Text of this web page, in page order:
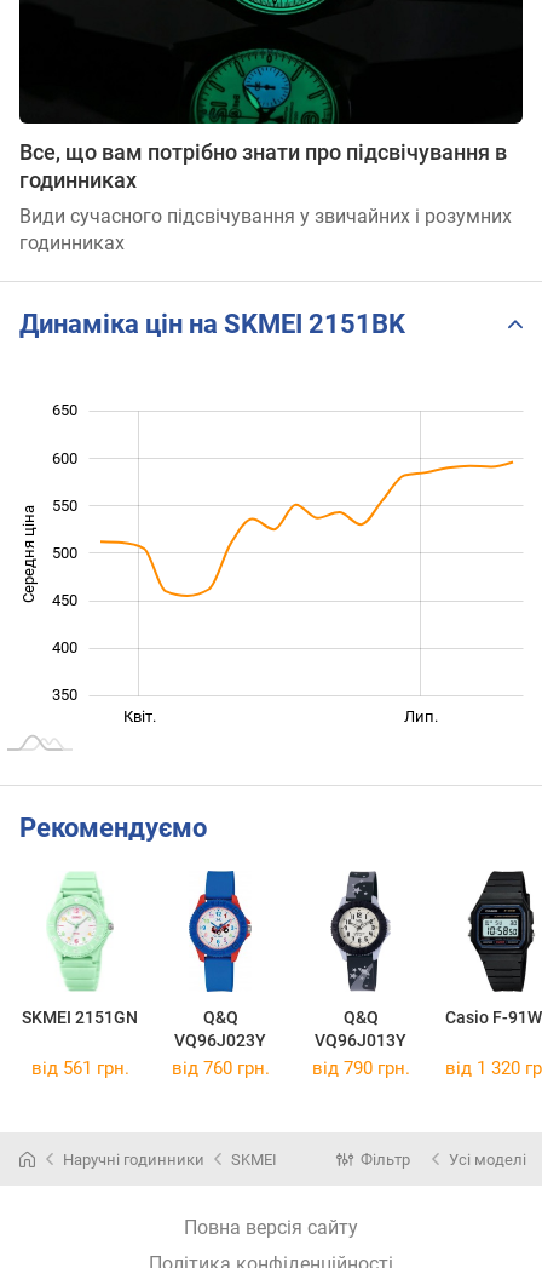
Все, що вам потрібно знати про підсвічування в
годинниках
Види сучасного підсвічування у звичайних і розумних
годинниках
Динаміка цін на SKMEI 2151BK
Середня ціна 350
350
400
450
500
550
600
650
Лип.
Квіт.
Рекомендуємо
SKMEI 2151GN
Q&Q
VQ96J023Y
Q&Q
VQ96J013Y
Casio F-
від 561 грн. від 760 грн. від 790 грн. від 1 320
Наручні годинники SKMEI Фільтр Усі моделі
Повна версія сайту